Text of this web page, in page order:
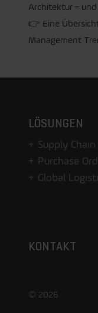
Architektur –
👉 Eine
Management
LÖSUNGEN
Supply
Purchase
Global
KONTAKT
© 2026